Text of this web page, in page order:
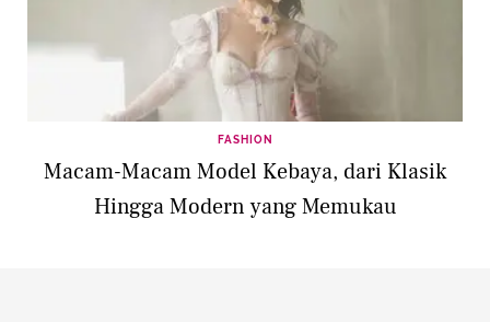
FASHION
Macam-Macam Model Kebaya, dari Klasik
Hingga Modern yang Memukau